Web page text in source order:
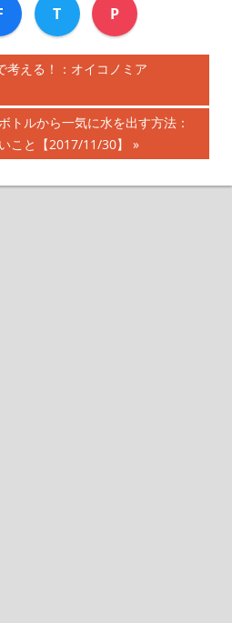
T P
考える！：オイコノミア
トルから一気に水を出す方法：
こと【2017/11/30】